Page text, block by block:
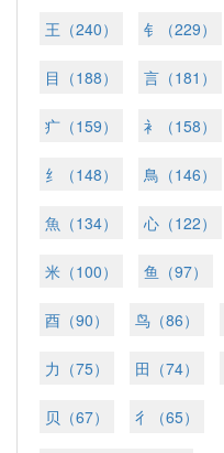
王（240） 钅（229）
目（188） 言（181）
疒（159） 衤（158）
纟（148） 鳥（146）
魚（134） 心（122）
米（100） 鱼（97）
酉（90） 鸟（86）
力（75） 田（74）
贝（67） 彳（65）